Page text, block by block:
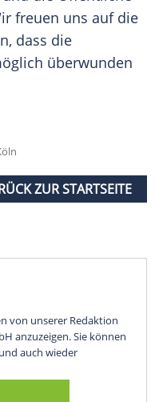
freuen uns auf die
dass die
überwunden
ZUR STARTSEITE
von unserer Redaktion
anzuzeigen. Sie können
auch wieder